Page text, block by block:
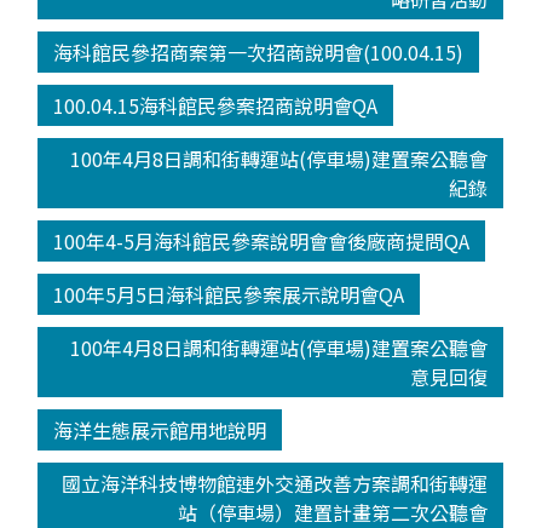
海科館民參招商案第一次招商說明會(100.04.15)
100.04.15海科館民參案招商說明會QA
100年4月8日調和街轉運站(停車場)建置案公聽會
紀錄
100年4-5月海科館民參案說明會會後廠商提問QA
100年5月5日海科館民參案展示說明會QA
100年4月8日調和街轉運站(停車場)建置案公聽會
意見回復
海洋生態展示館用地說明
國立海洋科技博物館連外交通改善方案調和街轉運
站（停車場）建置計畫第二次公聽會